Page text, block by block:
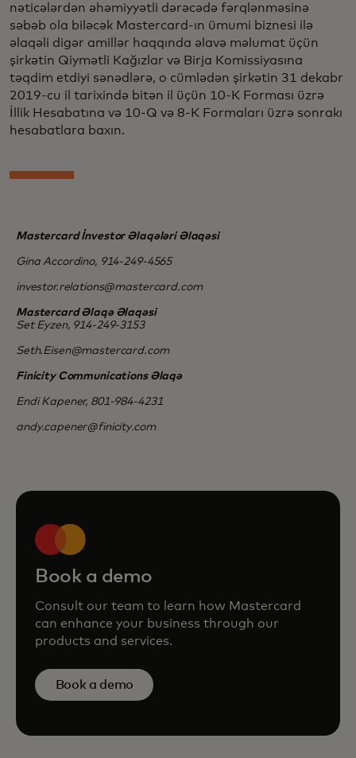
nəticələrdən əhəmiyyətli dərəcədə fərqlənməsinə
səbəb ola biləcək Mastercard-ın ümumi biznesi ilə
əlaqəli digər amillər haqqında əlavə məlumat üçün
şirkətin Qiymətli Kağızlar və Birja Komissiyasına
təqdim etdiyi sənədlərə, o cümlədən şirkətin 31 dekabr
2019-cu il tarixində bitən il üçün 10-K Forması üzrə
İllik Hesabatına və 10-Q və 8-K Formaları üzrə sonrakı
hesabatlara baxın.
Mastercard İnvestor Əlaqələri Əlaqəsi
Gina Accordino, 914-249-4565
investor.relations@mastercard.com
Mastercard Əlaqə Əlaqəsi
Set Eyzen, 914-249-3153
Seth.Eisen@mastercard.com
Finicity Communications Əlaqə
Endi Kapener, 801-984-4231
andy.capener@finicity.com
Book a demo
Consult our team to learn how Mastercard
can enhance your business through our
products and services.
Book a demo